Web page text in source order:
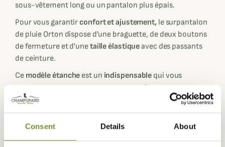
Consent Details About
sous-vêtement long ou un pantalon plus épais.
Pour vous garantirconfort et ajustement,le surpantalon
de pluie Orton dispose d'une braguette, de deux boutons
de fermeture et d'unetaille élastiqueavec des passants
de ceinture.
Ce modèle étanche est un indispensable qui vous
accompagnera partout pour vous garder au sec.
Fiche technique
Composition 100 % Polyester